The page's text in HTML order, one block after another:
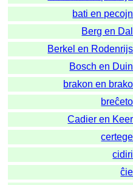
bati en pecojn
Berg en Dal
Berkel en Rodenrijs
Bosch en Duin
brakon en brako
breĉeto
Cadier en Keer
certege
cidiri
ĉie